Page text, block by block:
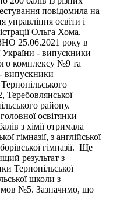
повідомила на
управління освіти і
Ольга Хома.
25.06.2021 року в
України - випускники
комплексу №9 та
випускники
Тернопільського
району.
освітянки
з хімії отримала
гімназії, з англійської
гімназії. Ще
результат з
Тернопільської
школи з
мов №5. Зазначимо, що